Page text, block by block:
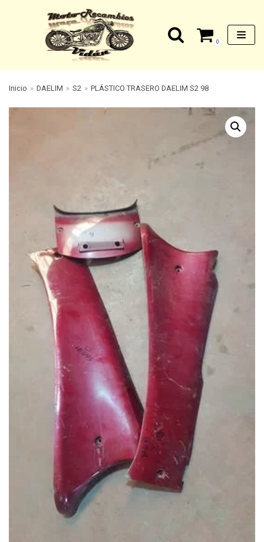
0
Inicio » DAELIM » S2 » PLÁSTICO TRASERO DAELIM S2 98